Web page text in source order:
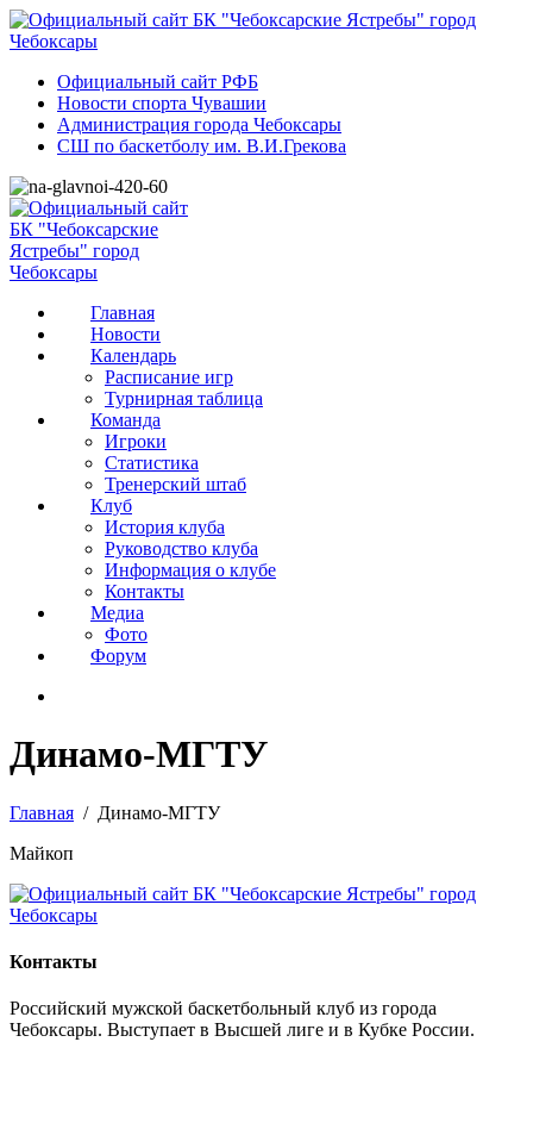
Официальный сайт РФБ
Новости спорта Чувашии
Администрация города Чебоксары
СШ по баскетболу им. В.И.Грекова
Главная
Новости
Календарь
Расписание игр
Турнирная таблица
Команда
Игроки
Статистика
Тренерский штаб
Клуб
История клуба
Руководство клуба
Информация о клубе
Контакты
Медиа
Фото
Форум
Динамо-МГТУ
Главная
Динамо-МГТУ
Майкоп
Контакты
Российский мужской баскетбольный клуб из города
Чебоксары. Выступает в Высшей лиге и в Кубке России.